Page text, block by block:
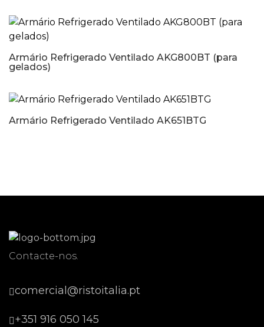
Armário Refrigerado Ventilado AKG800BT (para
gelados)
Armário Refrigerado Ventilado AK651BTG
Contacte-nos.
comercial@ristoitalia.pt
+351 916 050 145